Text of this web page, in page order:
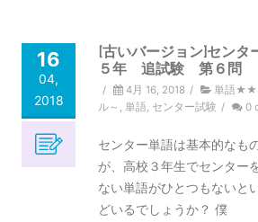
16
04,
2018
[古いバージョン]セン
５年 追試験 第６問
/ 4月 16, 2018 /
単語
ル～ , 単語, センター試験 / 0
センター単語は基本的なも
が、高校３年生でセンター
ない単語がひとつもないと
どいるでしょうか？ 僕